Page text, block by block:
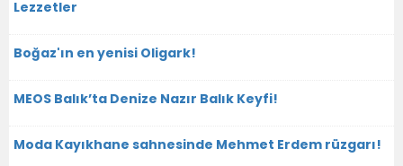
Lezzetler
Boğaz'ın en yenisi Oligark!
MEOS Balık’ta Denize Nazır Balık Keyfi!
Moda Kayıkhane sahnesinde Mehmet Erdem rüzgarı!